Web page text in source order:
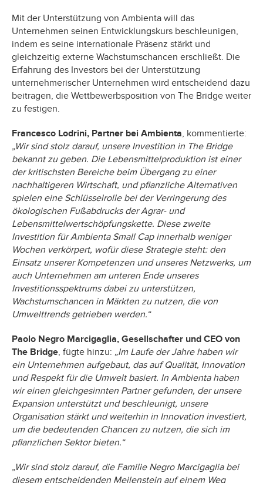
Mit der Unterstützung von Ambienta will das
Unternehmen seinen Entwicklungskurs beschleunigen,
indem es seine internationale Präsenz stärkt und
gleichzeitig externe Wachstumschancen erschließt. Die
Erfahrung des Investors bei der Unterstützung
unternehmerischer Unternehmen wird entscheidend dazu
beitragen, die Wettbewerbsposition von The Bridge weiter
zu festigen.
Francesco Lodrini, Partner bei Ambienta, kommentierte:
„Wir sind stolz darauf, unsere Investition in The Bridge
bekannt zu geben. Die Lebensmittelproduktion ist einer
der kritischsten Bereiche beim Übergang zu einer
nachhaltigeren Wirtschaft, und pflanzliche Alternativen
spielen eine Schlüsselrolle bei der Verringerung des
ökologischen Fußabdrucks der Agrar- und
Lebensmittelwertschöpfungskette. Diese zweite
Investition für Ambienta Small Cap innerhalb weniger
Wochen verkörpert, wofür diese Strategie steht: den
Einsatz unserer Kompetenzen und unseres Netzwerks, um
auch Unternehmen am unteren Ende unseres
Investitionsspektrums dabei zu unterstützen,
Wachstumschancen in Märkten zu nutzen, die von
Umwelttrends getrieben werden.“
Paolo Negro Marcigaglia, Gesellschafter und CEO von
The Bridge, fügte hinzu: „Im Laufe der Jahre haben wir
ein Unternehmen aufgebaut, das auf Qualität, Innovation
und Respekt für die Umwelt basiert. In Ambienta haben
wir einen gleichgesinnten Partner gefunden, der unsere
Expansion unterstützt und beschleunigt, unsere
Organisation stärkt und weiterhin in Innovation investiert,
um die bedeutenden Chancen zu nutzen, die sich im
pflanzlichen Sektor bieten.“
„Wir sind stolz darauf, die Familie Negro Marcigaglia bei
diesem entscheidenden Meilenstein auf einem Weg